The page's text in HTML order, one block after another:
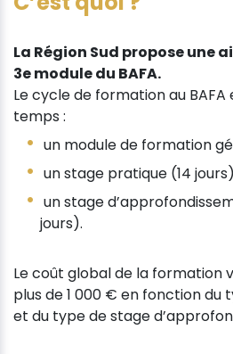
La Région Sud propose une
3e module du BAFA.
Le cycle de formation au
temps :
un module de formation
un stage pratique (14 jours)
un stage
jours).
Le coût global de la formation
plus de 1 000 € en fonction du
et du type de stage